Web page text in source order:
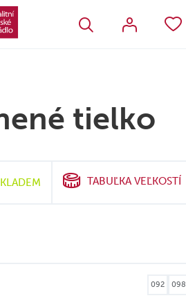
SLOVENSKO
tielko
TABUĽKA VEĽKOSTÍ
092 098